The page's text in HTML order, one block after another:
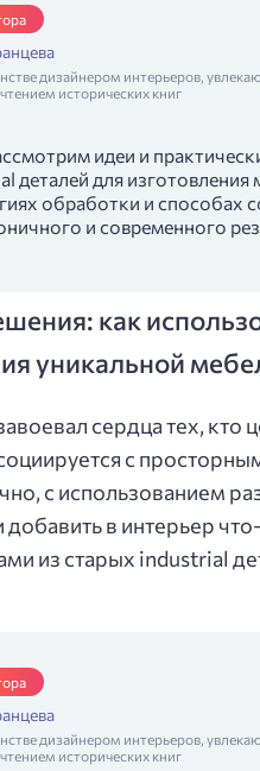
дизайнером интерьеров,
исторических книг
идеи и
для изготовления
обработки и способах
и современного
как
уникальной
сердца тех,
с
с использованием
добавить в интерьер
из старых industrial
дизайнером интерьеров,
исторических книг